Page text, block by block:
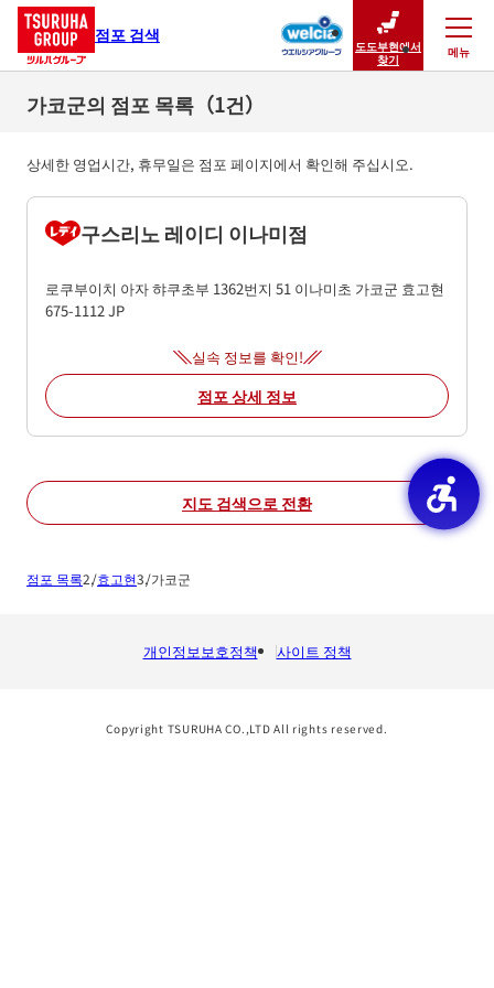
점포 검색
도도부현에서
찾기
메뉴
닫기
가코군의 점포 목록（1건）
상세한 영업시간, 휴무일은 점포 페이지에서 확인해 주십시오.
구스리노 레이디 이나미점
로쿠부이치 아자 햐쿠초부 1362번지 51 이나미초 가코군 효고현
675-1112JP
실속 정보를 확인!
점포 상세 정보
지도 검색으로 전환
점포 목록 효고현 가코군
개인정보보호정책 사이트 정책
Copyright TSURUHA CO.,LTD All rights reserved.